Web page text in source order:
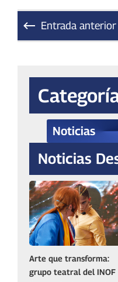
Entrada anterior
Noticias
Noticias
Arte que transforma:
grupo teatral del INOF